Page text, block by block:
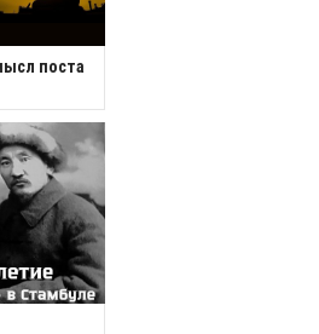
поста